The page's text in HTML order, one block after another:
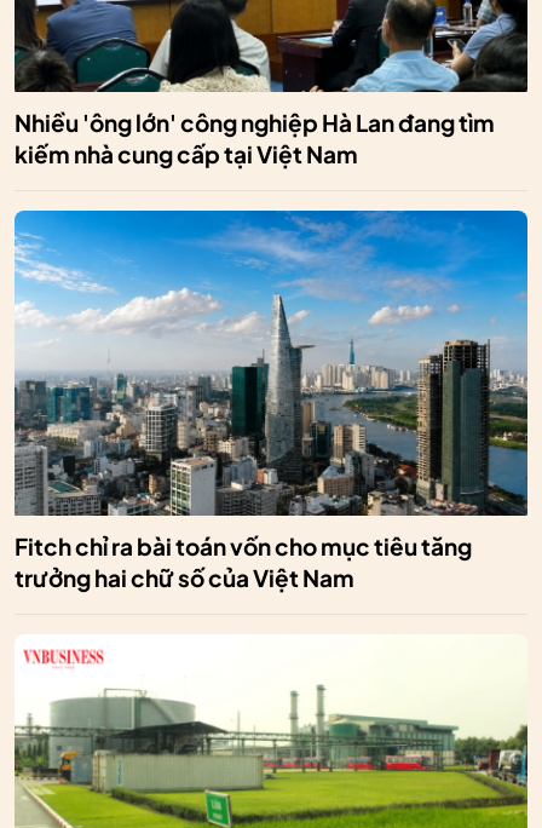
Nhiều 'ông lớn' công nghiệp Hà Lan đang tìm
kiếm nhà cung cấp tại Việt Nam
Fitch chỉ ra bài toán vốn cho mục tiêu tăng
trưởng hai chữ số của Việt Nam